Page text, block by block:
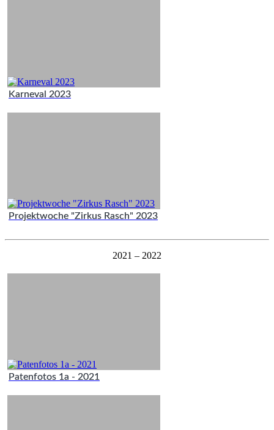
Karneval 2023
Projektwoche "Zirkus Rasch" 2023
2021 – 2022
Patenfotos 1a - 2021